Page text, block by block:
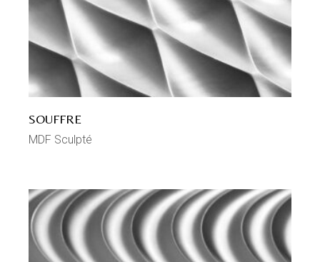
SOUFFRE
MDF Sculpté